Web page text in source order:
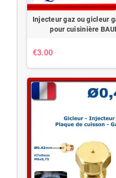
Injecteur gaz ou gicleur
pour cuisinière
€3.00